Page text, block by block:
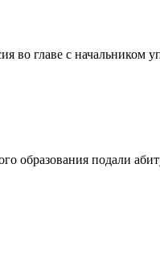
во главе с
образования подали